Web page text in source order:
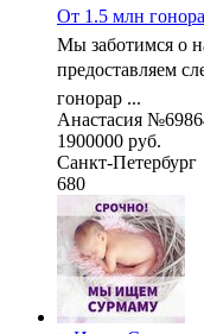
От 1.5 млн
Мы заботимся о
предоставляем
гонорар ...
Анастасия
1900000 руб.
Санкт-Петербург
680